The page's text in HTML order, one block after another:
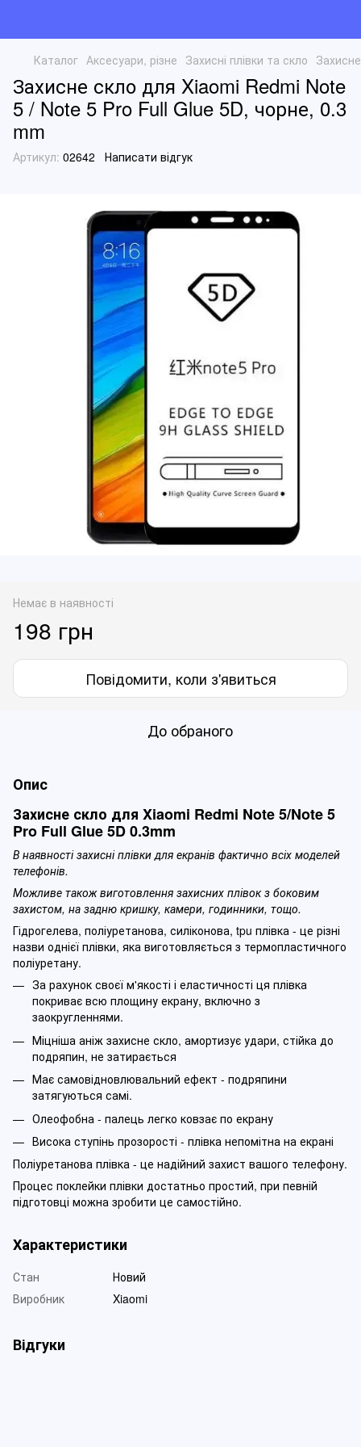
Каталог Аксесуари, різне Захисні плівки та скло
Захисне скло для Xiaomi Redmi Note
5 / Note 5 Pro Full Glue 5D, чорне, 0.3
mm
Артикул: 02642 Написати відгук
Немає в наявності
198 грн
Повідомити, коли з'явиться
До обраного
Опис
Захисне скло для Xiaomi Redmi Note 5/Note 5
Pro Full Glue 5D 0.3mm
В наявності захисні плівки для екранів фактично всіх моделей
телефонів.
Можливе також виготовлення захисних плівок з боковим
захистом, на задню кришку, камери, годинники, тощо.
Гідрогелева, поліуретанова, силіконова, tpu плівка - це різні
назви однієї плівки, яка виготовляється з термопластичного
поліуретану.
За рахунок своєї м'якості і еластичності ця плівка
покриває всю площину екрану, включно з
заокругленнями.
Міцніша аніж захисне скло, амортизує удари, стійка до
подряпин, не затирається
Має самовідновлювальний ефект - подряпини
затягуються самі.
Олеофобна - палець легко ковзає по екрану
Висока ступінь прозорості - плівка непомітна на екрані
Поліуретанова плівка - це надійний захист вашого телефону.
Процес поклейки плівки достатньо простий, при певній
підготовці можна зробити це самостійно.
Характеристики
Стан
Новий
Виробник
Xiaomi
Відгуки